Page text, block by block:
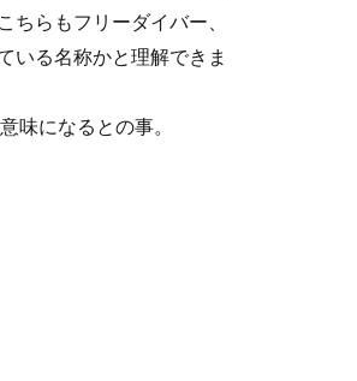
ちらもフリーダイバー、
いる名称かと理解できま
味になるとの事。